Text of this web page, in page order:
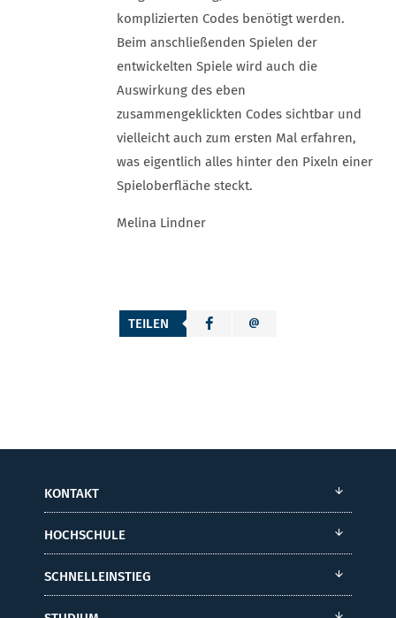
komplizierten Codes benötigt werden.
Beim anschließenden Spielen der
entwickelten Spiele wird auch die
Auswirkung des eben
zusammengeklickten Codes sichtbar und
vielleicht auch zum ersten Mal erfahren,
was eigentlich alles hinter den Pixeln einer
Spieloberfläche steckt.
Melina Lindner
TEILEN
KONTAKT
HOCHSCHULE
SCHNELLEINSTIEG